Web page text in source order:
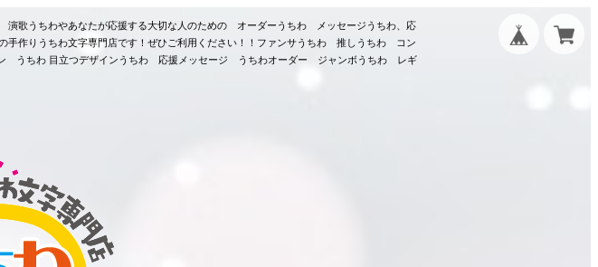
うちわやあなたが応援する大切な人のための オーダーうちわ メッセージうちわ、応
作りうちわ文字専門店です！ぜひご利用ください！！ファンサうちわ 推しうちわ コン
うちわ 目立つデザインうちわ 応援メッセージ うちわオーダー ジャンボうちわ レギ